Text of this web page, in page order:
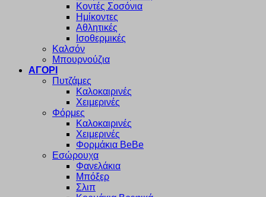
Κοντές Σοσόνια
Ημίκοντες
Αθλητικές
Ισοθερμικές
Καλσόν
Μπουρνούζια
ΑΓΟΡΙ
Πυτζάμες
Καλοκαιρινές
Χειμερινές
Φόρμες
Καλοκαιρινές
Χειμερινές
Φορμάκια BeBe
Εσώρουχα
Φανελάκια
Μπόξερ
Σλιπ